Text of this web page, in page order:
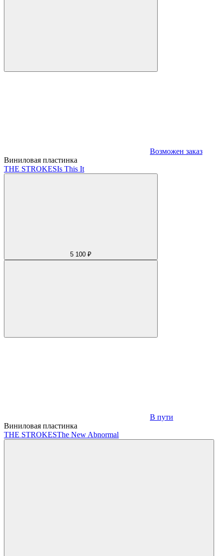
Возможен заказ
Виниловая пластинка
THE STROKESIs This It
5 100 ₽
В пути
Виниловая пластинка
THE STROKESThe New Abnormal